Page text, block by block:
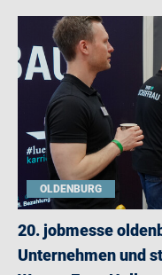
OLDENBURG
20. jobmesse
Unternehmen und